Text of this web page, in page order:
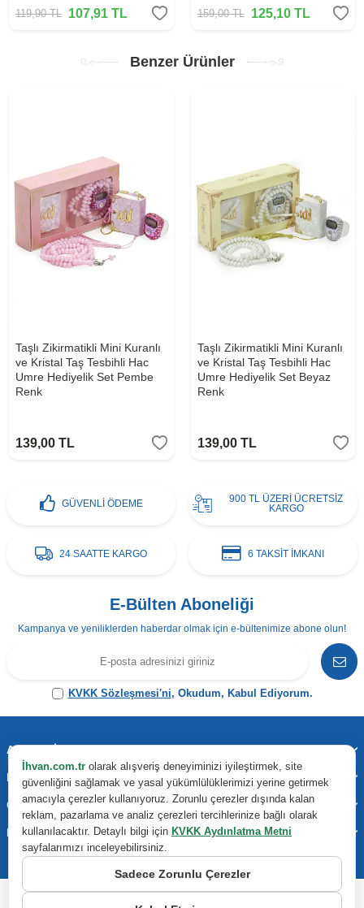
119,90TL 107,91 TL 159,00TL 125,10TL
Benzer Ürünler
Taşlı Zikirmatikli Mini Kuranlı
ve Kristal Taş Tesbihli Hac
Umre Hediyelik Set Pembe
Renk
139,00 TL
Taşlı Zikirmatikli Mini Kuranlı
ve Kristal Taş Tesbihli Hac
Umre Hediyelik Set Beyaz
Renk
139,00TL
GÜVENLİ ÖDEME
900 TL ÜZERİ ÜCRETSİZ
KARGO
24 SAATTE KARGO 6 TAKSİT İMKANI
E-Bülten Aboneliği
Kampanya ve yeniliklerden haberdar olmak için e-bültenimize abone olun!
KVKK Sözleşmesi'ni, Okudum, Kabul Ediyorum.
Adres & İletişim
Kategoriler
Önemli Bilgiler
Hızlı Erişim
İhvan.com.tr olarak alışveriş deneyiminizi iyileştirmek, site
güvenliğini sağlamak ve yasal yükümlülüklerimizi yerine getirmek
amacıyla çerezler kullanıyoruz. Zorunlu çerezler dışında kalan
reklam, pazarlama ve analiz çerezleri tercihlerinize bağlı olarak
kullanılacaktır. Detaylı bilgi için KVKK Aydınlatma Metni
sayfalarımızı inceleyebilirsiniz.
Sadece Zorunlu Çerezler